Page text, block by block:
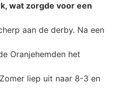
wat zorgde voor een
aan de derby. Na een
Oranjehemden het
liep uit naar 8-3 en